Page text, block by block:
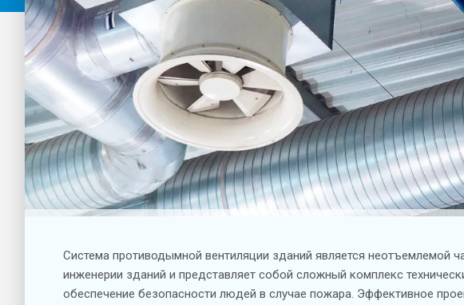
Система противодымной вентиляции зданий является неотъемлемой
инженерии зданий и представляет собой сложный комплекс
обеспечение безопасности людей в случае пожара. Эффективное